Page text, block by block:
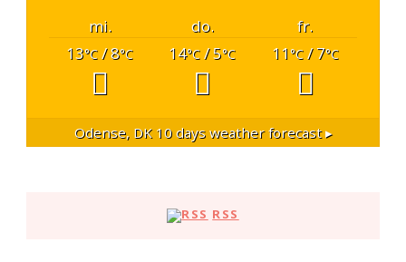
mi. do.
fr.
13°C / 8°C 14°C / 5°C 11°C/ 7°C
Odense, DK10 days weather forecast ▸
RSS